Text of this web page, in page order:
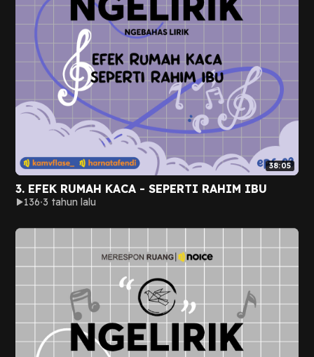
38:05
3. EFEK RUMAH KACA - SEPERTI RAHIM IBU
136 3 tahun lalu